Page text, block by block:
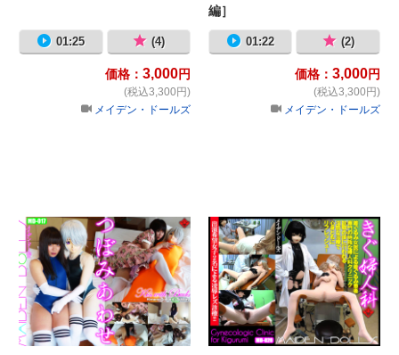
01:25 (4)
価格： 3,000円
(税込3,300円)
メイデン・ドールズ
編］
01:22 (2)
価格： 3,000円
(税込3,300円)
メイデン・ドールズ